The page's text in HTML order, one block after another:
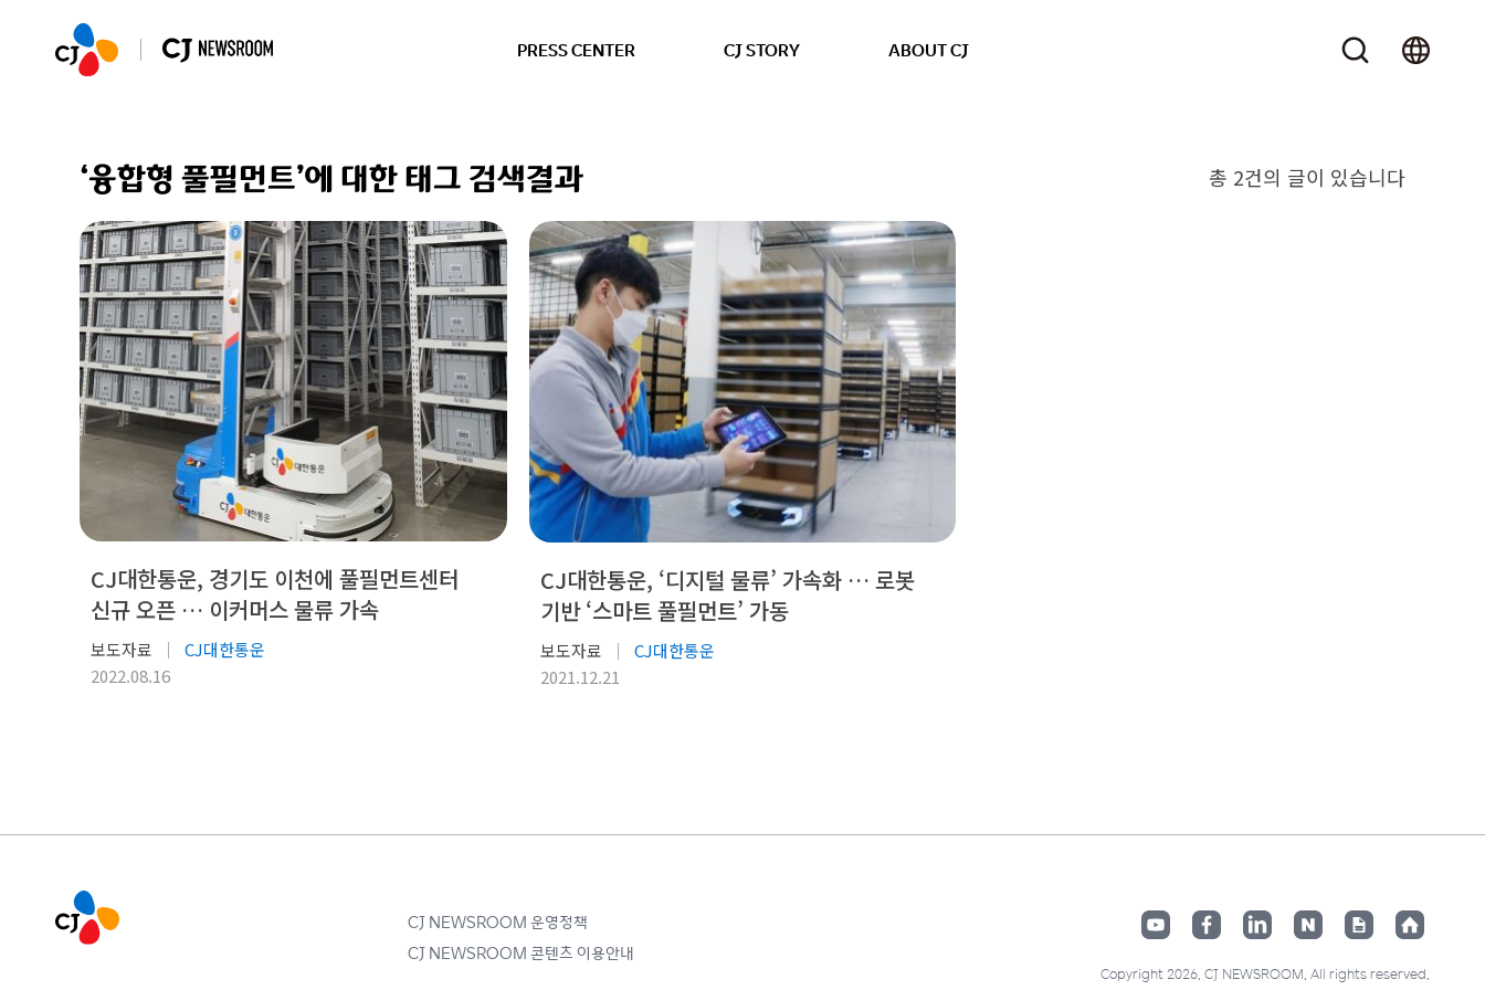
PRESS CENTER CJ STORY ABOUT CJ
‘융합형 풀필먼트’에 대한 태그 검색결과 총 2건의 글이 있습니다
CJ대한통운, 경기도 이천에 풀필먼트센터
신규 오픈 … 이커머스 물류 가속
보도자료
CJ대한통운
2022.08.16
CJ대한통운, ‘디지털 물류’ 가속화 … 로봇
기반 ‘스마트 풀필먼트’ 가동
보도자료
CJ대한통운
2021.12.21
CJ NEWSROOM 운영정책
CJ NEWSROOM 콘텐츠 이용안내
Copyright 2026. CJ NEWSROOM. All rights reserved.